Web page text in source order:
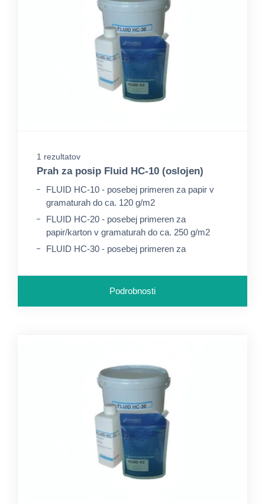
1 rezultatov
Prah za posip Fluid HC-10 (oslojen)
FLUID HC-10 - posebej primeren za papir v
gramaturah do ca. 120 g/m2
FLUID HC-20 - posebej primeren za
papir/karton v gramaturah do ca. 250 g/m2
FLUID HC-30 - posebej primeren za
Podrobnosti